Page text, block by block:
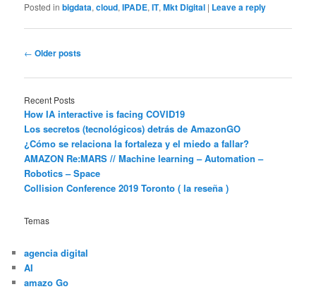
Posted in bigdata,cloud,IPADE,IT,Mkt Digital | Leave a reply
Post
← Older posts
Recent Posts
How IA interactive is facing COVID19
Los secretos (tecnológicos) detrás de AmazonGO
¿Cómo se relaciona la fortaleza y el miedo a fallar?
AMAZON Re:MARS // Machine learning – Automation –
Robotics – Space
Collision Conference 2019 Toronto ( la reseña )
Temas
agencia digital
AI
amazo Go